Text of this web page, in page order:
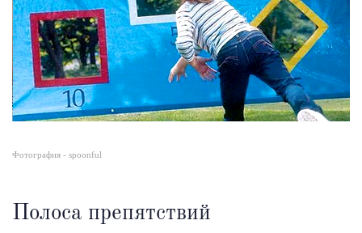
Фотография - spoonful
Полоса препятствий